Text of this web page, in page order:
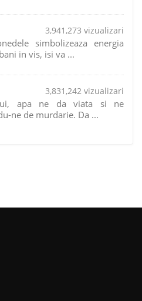
3,941,273 vizualizari
simbolizeaza energia
in vis, isi va ...
3,831,242 vizualizari
apa ne da viata si ne
ne de murdarie. Da ...